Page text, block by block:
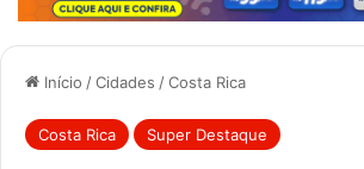
Início /Cidades /Costa Rica
Costa Rica Super Destaque